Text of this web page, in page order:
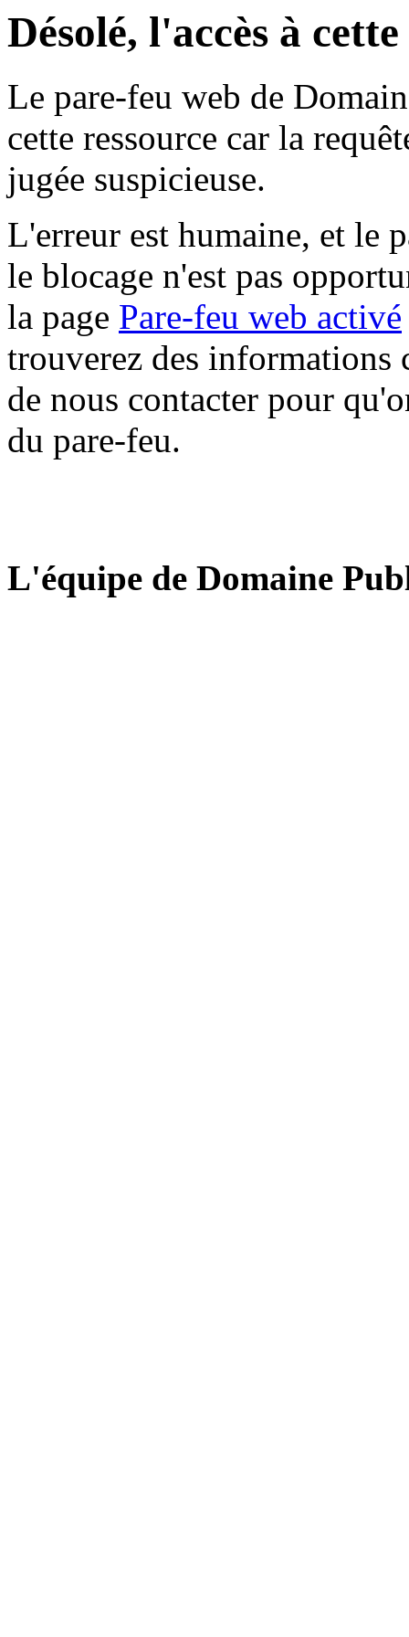
Désolé, l'accès à
Le pare-feu web de
cette ressource car la
jugée suspicieuse.
L'erreur est humaine, et le
le blocage n'est pas
la page Pare-feu web activé
trouverez des informations
de nous contacter pour
du pare-feu.
L'équipe de Domaine